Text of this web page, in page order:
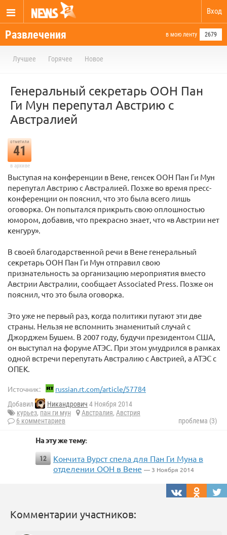
Вход
Развлечения в мою ленту 2679
Лучшее Горячее Новое
Генеральный секретарь ООН Пан
Ги Мун перепутал Австрию с
Австралией
отметили
41
в архиве
Выступая на конференции в Вене, генсек ООН Пан Ги Мун
перепутал Австрию с Австралией. Позже во время пресс-
конференции он пояснил, что это была всего лишь
оговорка. Он попытался прикрыть свою оплошностью
юмором, добавив, что прекрасно знает, что «в Австрии нет
кенгуру».
В своей благодарственной речи в Вене генеральный
секретарь ООН Пан Ги Мун отправил свою
признательность за организацию мероприятия вместо
Австрии Австралии, сообщает Associated Press. Позже он
пояснил, что это была оговорка.
Это уже не первый раз, когда политики путают эти две
страны. Нельзя не вспомнить знаменитый случай с
Джорджем Бушем. В 2007 году, будучи президентом США,
он выступал на форуме АТЭС. При этом умудрился в рамках
одной встречи перепутать Австралию с Австрией, а АТЭС с
ОПЕК.
Источник: russian.rt.com/article/57784
Добавил Никандрович 4 Ноября 2014
курьез, пан ги мун Австралия, Австрия
6 комментариев
проблема (3)
На эту же тему:
12
Кончита Вурст спела для Пан Ги Муна в
отделении ООН в Вене — 3 Ноября 2014
Комментарии участников: